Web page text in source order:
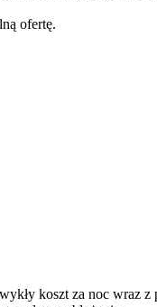
ofertę.
koszt za noc wraz